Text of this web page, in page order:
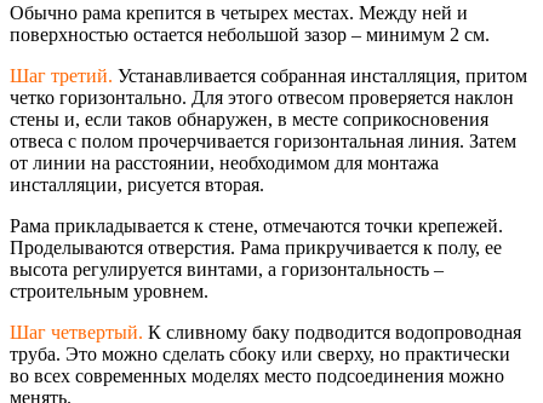
Обычно рама крепится в четырех местах. Между ней и
поверхностью остается небольшой зазор – минимум 2 см.
Шаг третий. Устанавливается собранная инсталляция, притом
четко горизонтально. Для этого отвесом проверяется наклон
стены и, если таков обнаружен, в месте соприкосновения
отвеса с полом прочерчивается горизонтальная линия. Затем
от линии на расстоянии, необходимом для монтажа
инсталляции, рисуется вторая.
Рама прикладывается к стене, отмечаются точки крепежей.
Проделываются отверстия. Рама прикручивается к полу, ее
высота регулируется винтами, а горизонтальность –
строительным уровнем.
Шаг четвертый. К сливному баку подводится водопроводная
труба. Это можно сделать сбоку или сверху, но практически
во всех современных моделях место подсоединения можно
менять.